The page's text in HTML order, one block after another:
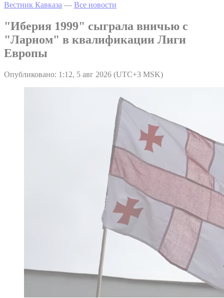
Вестник Кавказа — Все новости
"Иберия 1999" сыграла вничью с
"Ларном" в квалификации Лиги
Европы
Опубликовано: 1:12, 5 авг 2026 (UTC+3 MSK)